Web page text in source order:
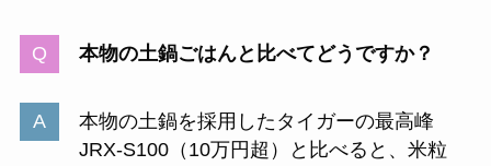
本物の土鍋ごはんと比べてどうですか？
本物の土鍋を採用したタイガーの最高峰
JRX-S100（10万円超）と比べると、米粒